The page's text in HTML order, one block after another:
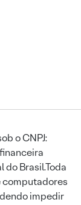
o CNPJ:
Brasil.Toda
computadores
impedir